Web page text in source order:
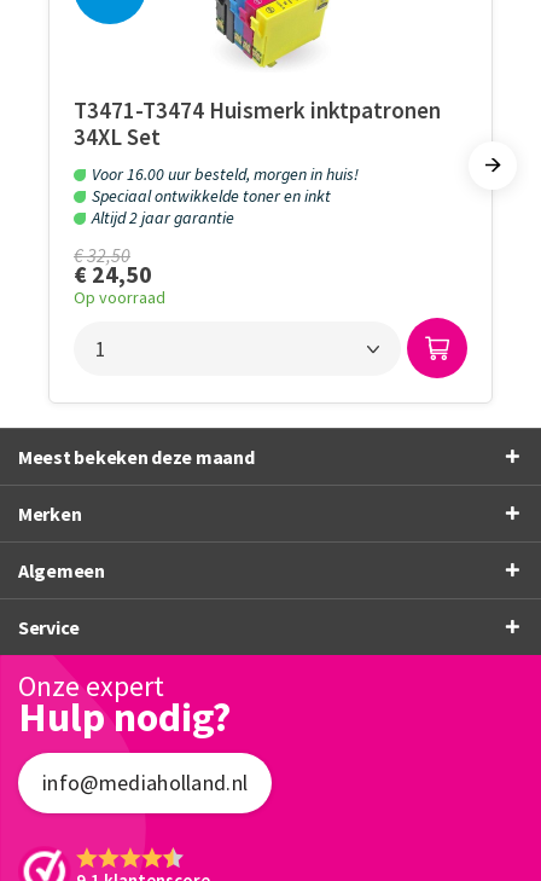
T3471-T3474 Huismerk inktpatronen
34XL Set
Voor 16.00 uur besteld, morgen in huis!
Speciaal ontwikkelde toner en inkt
Altijd 2 jaar garantie
€ 32,50
€ 24,50
Op voorraad
Meest bekeken deze maand
Merken
Algemeen
Service
Onze expert
Hulp nodig?
info@mediaholland.nl